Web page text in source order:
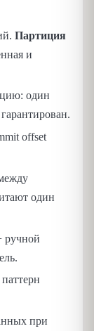
Партиция
и
один
offset
один
ручной
при